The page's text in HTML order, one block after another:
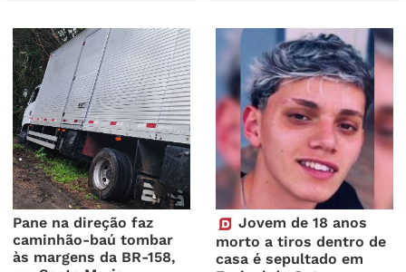
Pane na direção faz
caminhão-baú tombar
às margens da BR-158,
Jovem de 18 anos
morto a tiros dentro de
casa é sepultado em